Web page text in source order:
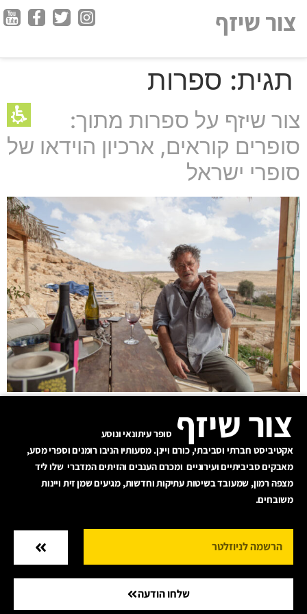
של
אינטרנט,
לחץ
אנטר
לעבור
לאזור
תוכן
מרכזי
צור שיזף
תגית: ספרות
צור שיזף על ספרות מתוך:
סופרים קוראים, ארכיון הוידאו של
סופרי ישראל
צור שיזף סופר עיתונאי ונוסע
אקטיביסט חברתי וסביבתי, כורם ויינן. מסעותיו הניבו רומנים וספרי מסע,
מאבקים סביביתיים ועירוניים ומכרם הענבים והזיתים המדברי שלו ליד
מצפה רמון, שמעובד בשיטות עתיקות וחדשות, מגיעים שמן זית ויינות
משובחים.
שלחו הודעה